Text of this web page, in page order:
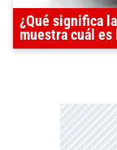
¿Qué significa
muestra cuál